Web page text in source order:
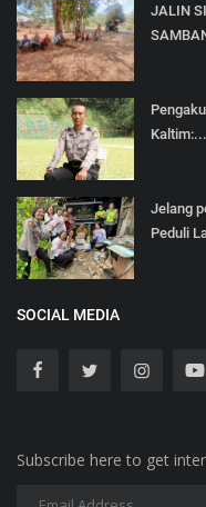
JALIN
Kaltim:...
Jelang
Peduli
SOCIAL MEDIA
Subscribe here to get